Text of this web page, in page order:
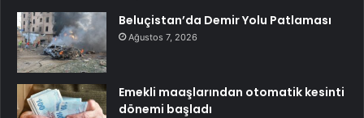
Beluçistan’da Demir Yolu Patlaması
Ağustos 7, 2026
Emekli maaşlarından otomatik kesinti
dönemi başladı